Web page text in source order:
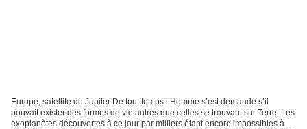
Europe, satellite de Jupiter De tout temps l’Homme s’est demandé s’il
pouvait exister des formes de vie autres que celles se trouvant sur Terre. Les
exoplanètes découvertes à ce jour par milliers étant encore impossibles à